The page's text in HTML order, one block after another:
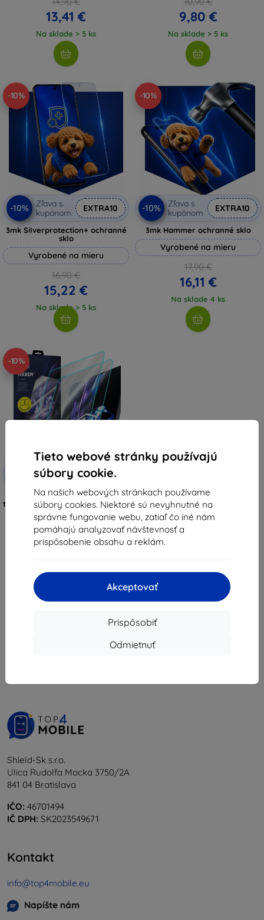
Tieto webové stránky používajú
súbory cookie.
Na našich webových stránkach používame
súbory cookies. Niektoré sú nevyhnutné na
správne fungovanie webu, zatiaľ čo iné nám
pomáhajú analyzovať návštevnosť a
prispôsobenie obsahu a reklám.
Akceptovať
Prispôsobiť
Odmietnuť
13,41 €
Na sklade > 5 ks
9,80 €
Na sklade > 5 ks
-10%
-10%
Zľava s
kupónom
EXTRA10
3mk Silverprotection+ ochranné
sklo
Vyrobené na mieru
16,90 €
15,22 €
Na sklade > 5 ks
-10%
-10%
Zľava s
kupónom
EXTRA10
3mk Hammer ochranné sklo
Vyrobené na mieru
17,90 €
16,11 €
Na sklade 4 ks
-10%
Zľava s
kupónom
EXTRA10
3mk Hardy Fusion hybridné
tvrdené sklo pre Samsung Galaxy
Book 4 15,6
33,90 €
30,50 €
Shield-Sk s.r.o.
Ulica Rudolfa Mocka 3750/2A
841 04 Bratislava
IČO: 46701494
IČ DPH: SK2023549671
Kontakt
info@top4mobile.eu
Napíšte nám